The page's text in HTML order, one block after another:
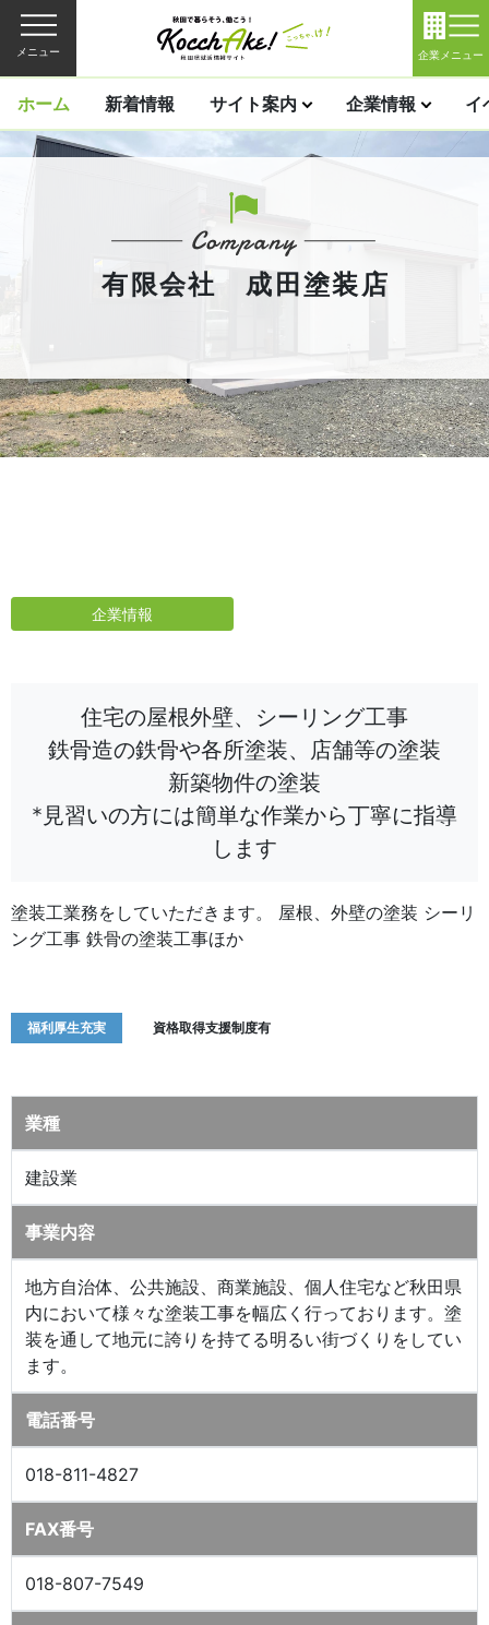
メニュー 企業メニュー
ホーム 新着情報 サイト案内 企業情報 イ
有限会社 成田塗装店
企業情報
住宅の屋根外壁、シーリング工事
鉄骨造の鉄骨や各所塗装、店舗等の塗装
新築物件の塗装
*見習いの方には簡単な作業から丁寧に指導
します
塗装工業務をしていただきます。 屋根、外壁の塗装 シーリ
ング工事 鉄骨の塗装工事ほか
福利厚生充実 資格取得支援制度有
業種
建設業
事業内容
地方自治体、公共施設、商業施設、個人住宅など秋田県
内において様々な塗装工事を幅広く行っております。塗
装を通して地元に誇りを持てる明るい街づくりをしてい
ます。
電話番号
018-811-4827
FAX番号
018-807-7549